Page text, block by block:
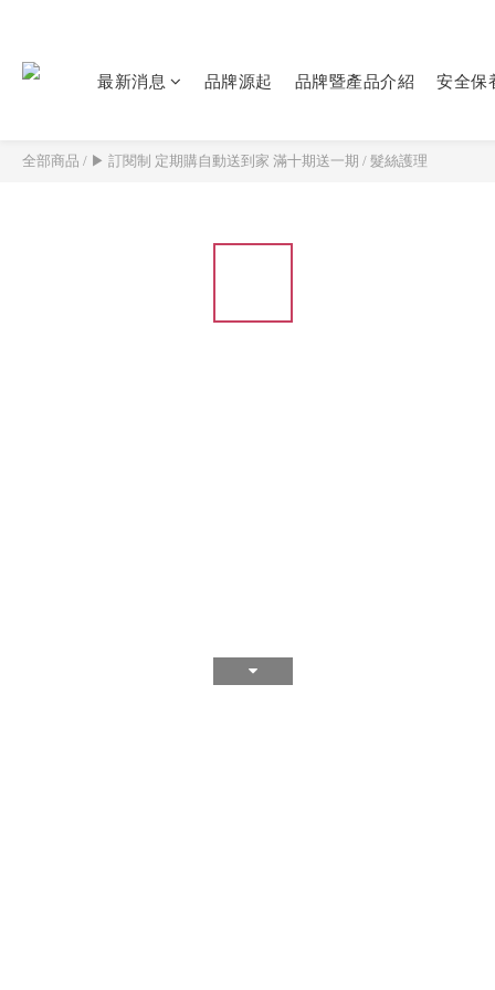
最新消息 品牌源起 品牌暨產品介紹 安全保
全部商品 / ▶ 訂閱制 定期購自動送到家 滿十期送一期 / 髮絲護理